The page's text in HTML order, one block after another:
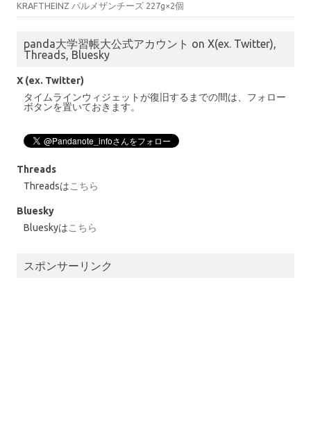
KRAFTHEINZ パルメザンチーズ 227g×2個
panda大学習帳大公式アカウント on X(ex. Twitter),
Threads, Bluesky
X (ex. Twitter)
タイムラインウィジェットが復旧するまでの間は、フォロー
ボタンを置いておきます。
Threads
Threadsはこちら
Bluesky
Blueskyはこちら
スポンサーリンク